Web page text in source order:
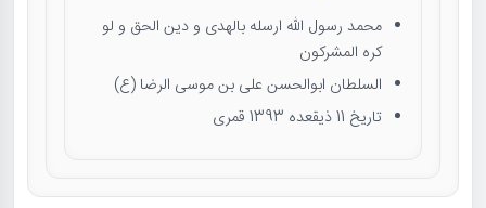
محمد رسول الله ارسله بالهدی و دين الحق و لو
كره المشركون
السلطان ابوالحسن علی بن موسی الرضا (ع)
تاریخ 11 ذیقعده 1393 قمری